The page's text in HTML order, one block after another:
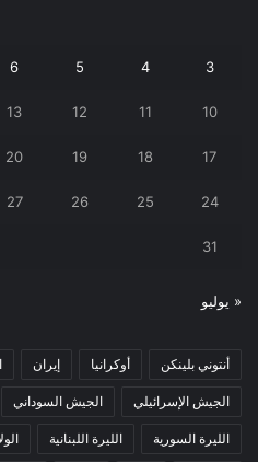
3
4
5
6
10
11
12
13
17
18
19
20
24
25
26
27
31
« يوليو
أنتوني بلينكن أوكرانيا إيران
الجيش الإسرائيلي الجيش السوداني
الليرة السورية الليرة اللبنانية